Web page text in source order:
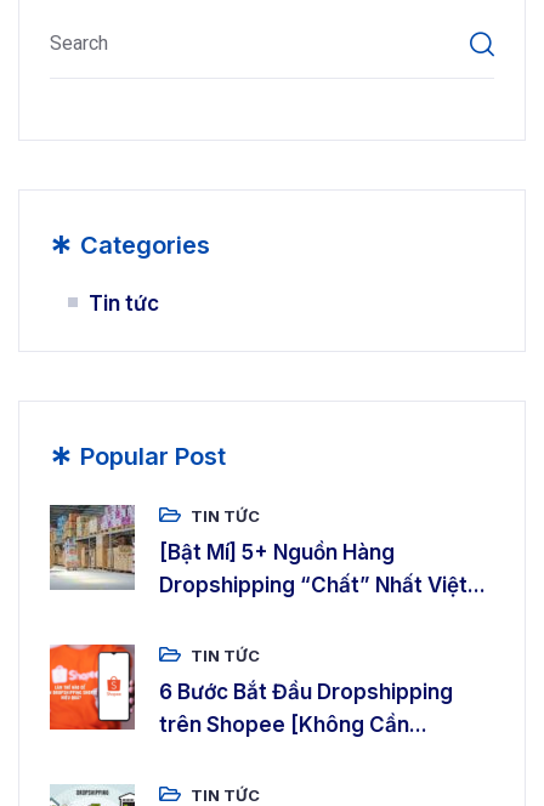
* Categories
Tin tức
* Popular Post
TIN TỨC
[Bật Mí] 5+ Nguồn Hàng
Dropshipping “Chất” Nhất Việt...
TIN TỨC
6 Bước Bắt Đầu Dropshipping
trên Shopee [Không Cần...
TIN TỨC